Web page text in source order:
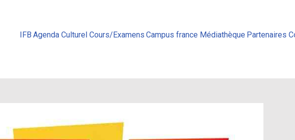
IFB Agenda Culturel Cours/Examens Campus france Médiathèque Partenaires